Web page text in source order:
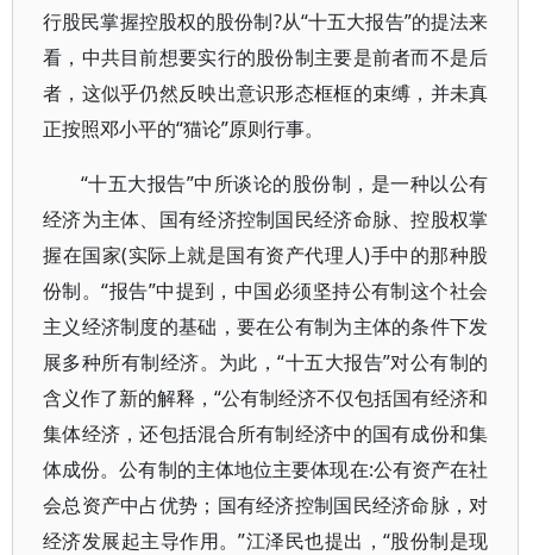
行股民掌握控股权的股份制?从“十五大报告”的提法来
看，中共目前想要实行的股份制主要是前者而不是后
者，这似乎仍然反映出意识形态框框的束缚，并未真
正按照邓小平的“猫论”原则行事。
“十五大报告”中所谈论的股份制，是一种以公有
经济为主体、国有经济控制国民经济命脉、控股权掌
握在国家(实际上就是国有资产代理人)手中的那种股
份制。“报告”中提到，中国必须坚持公有制这个社会
主义经济制度的基础，要在公有制为主体的条件下发
展多种所有制经济。为此，“十五大报告”对公有制的
含义作了新的解释，“公有制经济不仅包括国有经济和
集体经济，还包括混合所有制经济中的国有成份和集
体成份。公有制的主体地位主要体现在:公有资产在社
会总资产中占优势；国有经济控制国民经济命脉，对
经济发展起主导作用。”江泽民也提出，“股份制是现